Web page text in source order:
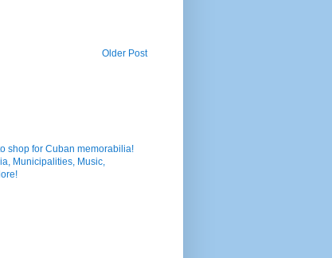
Older Post